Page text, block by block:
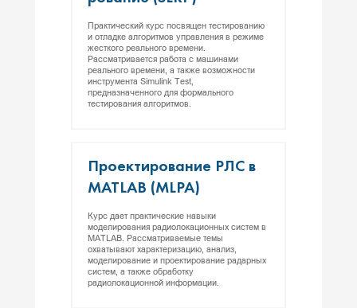
Практический курс посвящен тестированию
и отладке алгоритмов управления в режиме
жесткого реального времени.
Рассматривается работа с машинами
реального времени, а также возможности
инструмента Simulink Test,
предназначенного для формального
тестирования алгоритмов.
Про­ек­ти­рова­ние РЛС в
MATLAB (MLPA)
Курс дает практические навыки
моделирования радиолокационных систем в
MATLAB. Рассматриваемые темы
охватывают характеризацию, анализ,
моделирование и проектирование радарных
систем, а также обработку
радиолокационной информации.